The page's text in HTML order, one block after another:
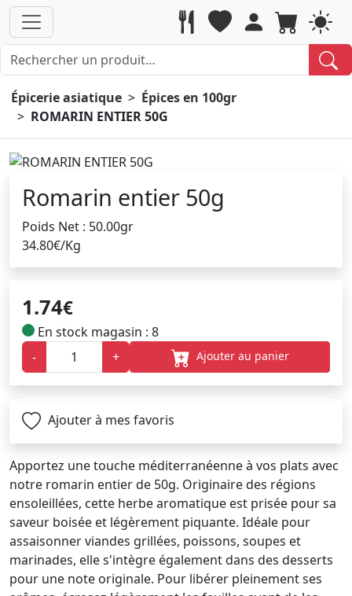
Épicerie asiatique
Épices en 100gr
ROMARIN ENTIER 50G
Romarin entier 50g
Poids Net : 50.00gr
34.80€/Kg
1.74€
En stock magasin : 8
-
+ Ajouter au panier
Ajouter à mes favoris
Apportez une touche méditerranéenne à vos plats avec
notre romarin entier de 50g. Originaire des régions
ensoleillées, cette herbe aromatique est prisée pour sa
saveur boisée et légèrement piquante. Idéale pour
assaisonner viandes grillées, poissons, soupes et
marinades, elle s'intègre également dans des desserts
pour une note originale. Pour libérer pleinement ses